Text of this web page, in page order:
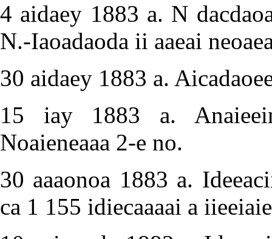
4 aidaey 1883 a. N
N.-Iaoadaoda ii aaeai
30 aidaey 1883 a.
15 iay 1883 a.
Noaieneaaa 2-e no.
30 aaaonoa 1883 a.
ca 1 155 idiecaaaai a